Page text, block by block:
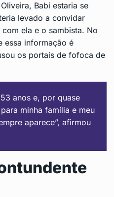
Babi estaria se
levado a convidar
ela e o sambista. No
essa informação é
os portais de fofoca de
anos e, por quase
minha família e meu
aparece”, afirmou